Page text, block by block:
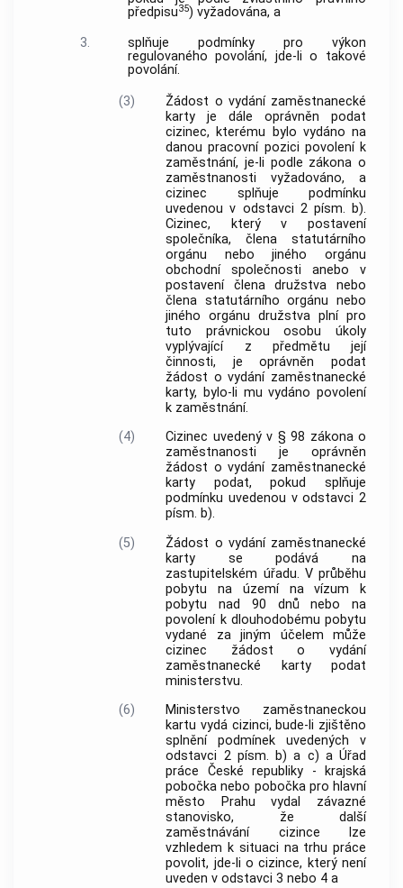
předpisu35) vyžadována, a
3.
splňuje podmínky pro výkon
regulovaného povolání, jde-li o takové
povolání.
(3)
Žádost o vydání zaměstnanecké
karty je dále oprávněn podat
cizinec, kterému bylo vydáno na
danou pracovní pozici povolení k
zaměstnání, je-li podle zákona o
zaměstnanosti vyžadováno, a
cizinec splňuje podmínku
uvedenou v odstavci 2 písm. b).
Cizinec, který v postavení
společníka, člena statutárního
orgánu nebo jiného orgánu
obchodní společnosti anebo v
postavení člena družstva nebo
člena statutárního orgánu nebo
jiného orgánu družstva plní pro
tuto právnickou osobu úkoly
vyplývající z předmětu její
činnosti, je oprávněn podat
žádost o vydání zaměstnanecké
karty, bylo-li mu vydáno povolení
k zaměstnání.
(4)
Cizinec uvedený v § 98 zákona o
zaměstnanosti je oprávněn
žádost o vydání zaměstnanecké
karty podat, pokud splňuje
podmínku uvedenou v odstavci 2
písm. b).
(5)
Žádost o vydání zaměstnanecké
karty se podává na
zastupitelském úřadu. V průběhu
pobytu na území na vízum k
pobytu nad 90 dnů nebo na
povolení k dlouhodobému pobytu
vydané za jiným účelem může
cizinec žádost o vydání
zaměstnanecké karty podat
ministerstvu.
(6)
Ministerstvo zaměstnaneckou
kartu vydá cizinci, bude-li zjištěno
splnění podmínek uvedených v
odstavci 2 písm. b) a c) a Úřad
práce České republiky - krajská
pobočka nebo pobočka pro hlavní
město Prahu vydal závazné
stanovisko, že další
zaměstnávání cizince lze
vzhledem k situaci na trhu práce
povolit, jde-li o cizince, který není
uveden v odstavci 3 nebo 4 a